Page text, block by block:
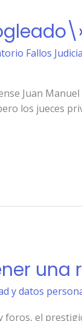
Fallos
Juan
los jueces
una
y datos
foros, el